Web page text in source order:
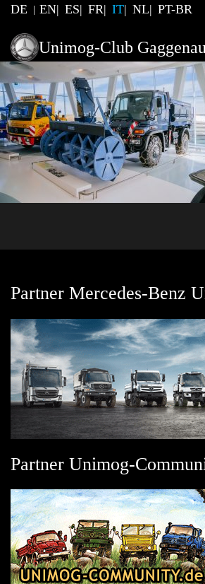
DE EN ES FR IT NL PT-BR
Unimog-Club
Partner Mercedes-Benz
Partner Unimog-